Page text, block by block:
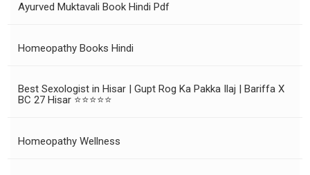
Ayurved Muktavali Book Hindi Pdf
Homeopathy Books Hindi
Best Sexologist in Hisar | Gupt Rog Ka Pakka Ilaj | Bariffa X
BC 27 Hisar ⭐⭐⭐⭐⭐
Homeopathy Wellness